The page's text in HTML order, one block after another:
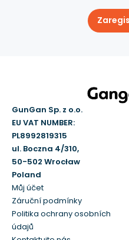
GunGan Sp. z o.o.
EU VAT NUMBER:
PL8992819315
ul. Boczna 4/310,
50-502 Wrocław
Poland
Můj účet
Záruční podmínky
Politika ochrany osobních
údajů